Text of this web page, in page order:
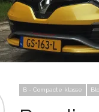
B - Compacte klasse